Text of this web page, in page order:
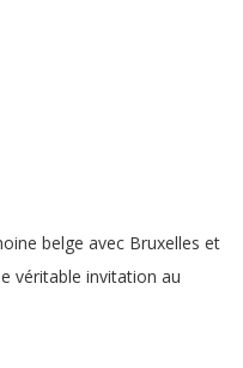
belge avec Bruxelles et
véritable invitation au